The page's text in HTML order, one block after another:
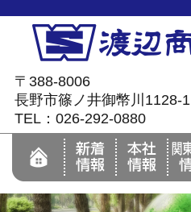
〒388-8006
長野市篠ノ井御幣川1128-1
TEL：026-292-0880